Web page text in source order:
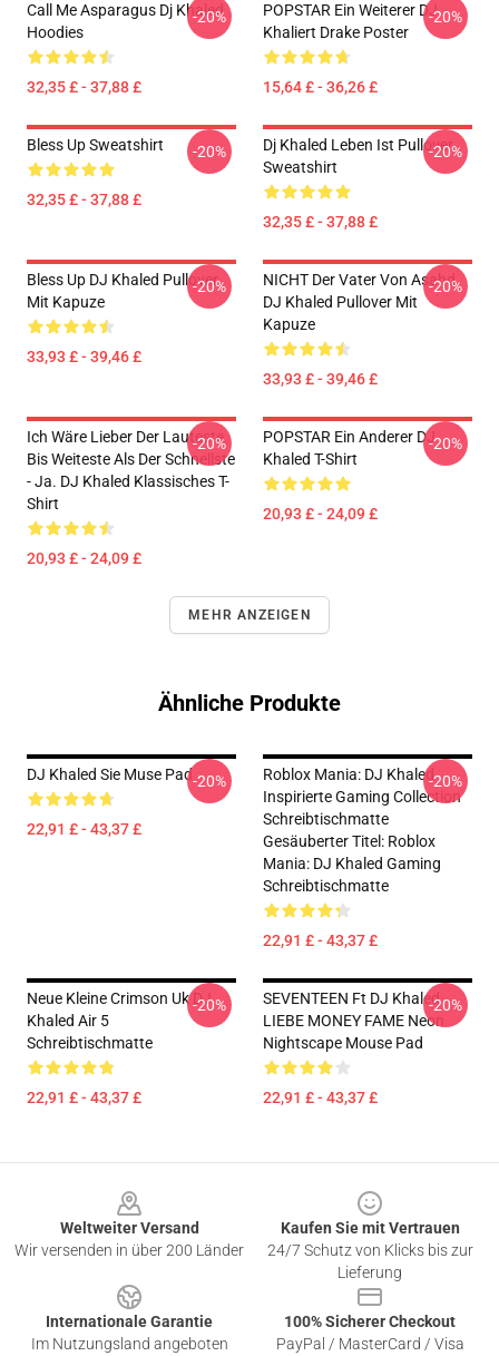
Call Me Asparagus Dj Khaled
Hoodies
32,35 £ - 37,88 £
-20%
POPSTAR Ein Weiterer DJ
Khaliert Drake Poster
15,64 £ - 36,26 £
-20%
Bless Up Sweatshirt
32,35 £ - 37,88 £
-20%
Dj Khaled Leben Ist Pullover
Sweatshirt
32,35 £ - 37,88 £
-20%
Bless Up DJ Khaled Pullover
Mit Kapuze
33,93 £ - 39,46 £
-20%
NICHT Der Vater Von Asahd
DJ Khaled Pullover Mit
Kapuze
33,93 £ - 39,46 £
-20%
Ich Wäre Lieber Der Lauteste
Bis Weiteste Als Der Schnellste
- Ja. DJ Khaled Klassisches T-
Shirt
20,93 £ - 24,09 £
-20%
POPSTAR Ein Anderer DJ
Khaled T-Shirt
20,93 £ - 24,09 £
-20%
MEHR ANZEIGEN
Ähnliche Produkte
DJ Khaled Sie Muse Pad
22,91 £ - 43,37 £
-20%
Roblox Mania: DJ Khaled
Inspirierte Gaming Collection
Schreibtischmatte
Gesäuberter Titel: Roblox
Mania: DJ Khaled Gaming
Schreibtischmatte
22,91 £ - 43,37 £
-20%
Neue Kleine Crimson Uk DJ
Khaled Air 5
Schreibtischmatte
22,91 £ - 43,37 £
-20%
SEVENTEEN Ft DJ Khaled
LIEBE MONEY FAME Neon
Nightscape Mouse Pad
22,91 £ - 43,37 £
-20%
Weltweiter Versand
Wir versenden in über 200 Länder
Kaufen Sie mit Vertrauen
24/7 Schutz von Klicks bis zur
Lieferung
Internationale Garantie
Im Nutzungsland angeboten
100% Sicherer Checkout
PayPal / MasterCard / Visa